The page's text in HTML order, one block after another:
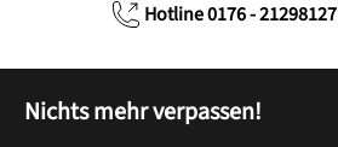
Hotline 0176 - 21298127
Nichts mehr verpassen!